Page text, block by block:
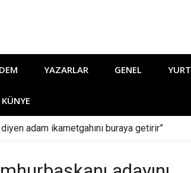
YAZARLAR GENEL YURT
KÜNYE
adam ikametgahını buraya getirir”